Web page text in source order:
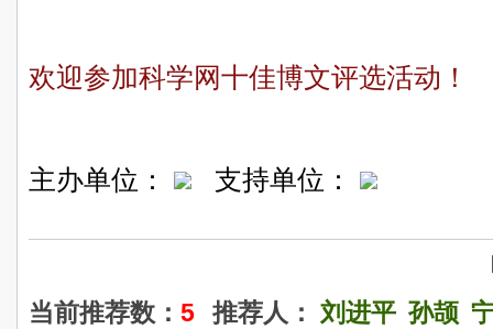
欢迎参加科学网十佳博文评选活动！
主办单位： 支持单位：
当前推荐数： 5 推荐人： 刘进平 孙颉